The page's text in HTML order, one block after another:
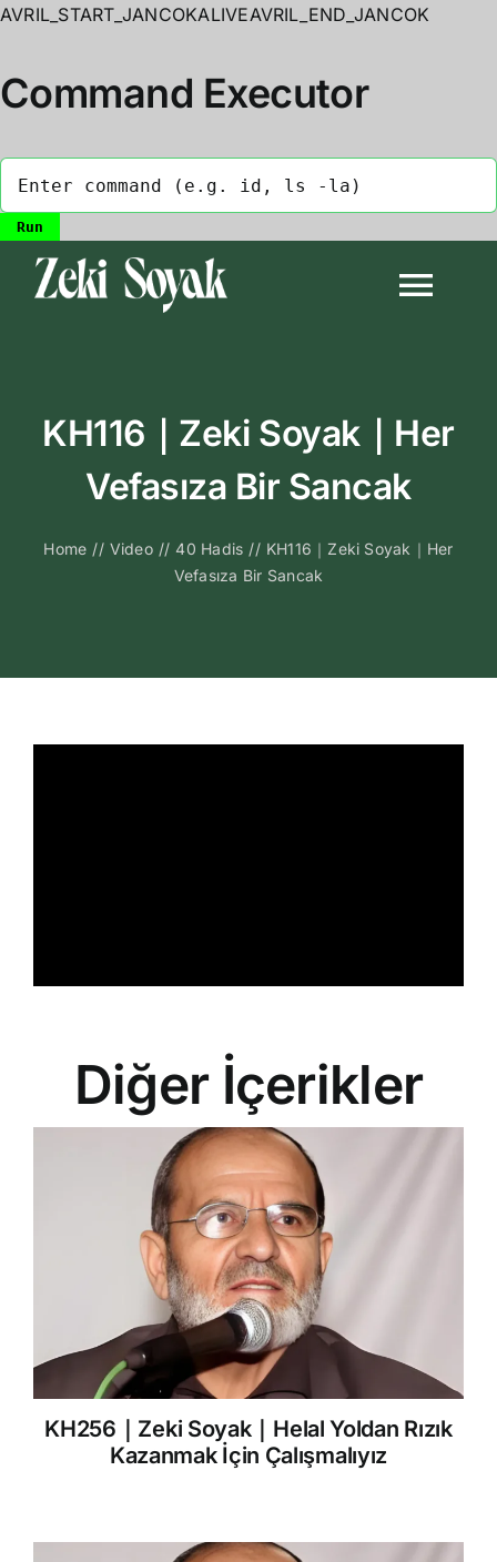
AVRIL_START_JANCOKALIVEAVRIL_END_JANCOK
Command Executor
Biyografi
Kitapları
KH116｜Zeki Soyak｜Her
Vefasıza Bir Sancak
Home // Video // 40 Hadis // KH116｜Zeki Soyak｜Her
Vefasıza Bir Sancak
Diğer İçerikler
KH256｜Zeki Soyak｜Helal Yoldan Rızık
Kazanmak İçin Çalışmalıyız